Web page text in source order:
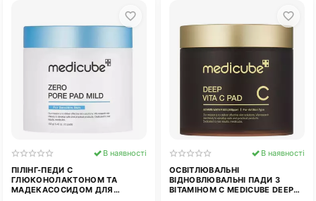
ПІЛІНГ-ПЕДИ С
ГЛЮКОНОЛАКТОНОМ ТА
МАДЕКАСОСИДОМ ДЛЯ
В наявності
ОСВІТЛЮВАЛЬНІ
ВІДНОВЛЮВАЛЬНІ ПАДИ З
ВІТАМІНОМ C MEDICUBE DEEP
В наявності